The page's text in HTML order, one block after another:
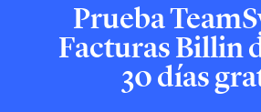
Prueba
Facturas Billin
30 días